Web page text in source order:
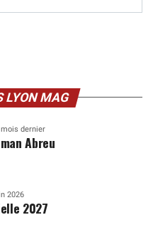
LYON MAG
mois dernier
Abreu
2026
2027